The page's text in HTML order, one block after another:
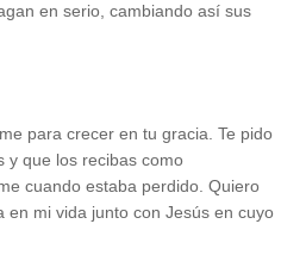
en serio, cambiando así sus
para crecer en tu gracia. Te pido
y que los recibas como
cuando estaba perdido. Quiero
en mi vida junto con Jesús en cuyo